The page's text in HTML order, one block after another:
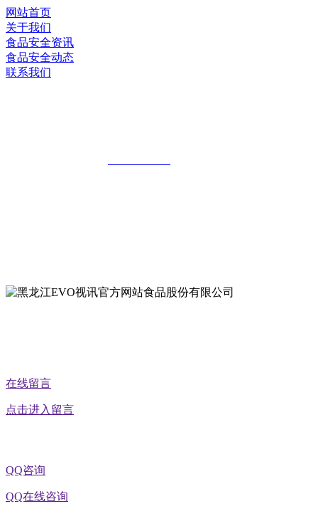
网站首页
关于我们
食品安全资讯
食品安全动态
联系我们
在线留言
点击进入留言
QQ咨询
QQ在线咨询